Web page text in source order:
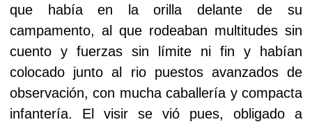
que había en la orilla delante de su
campamento, al que rodeaban multitudes sin
cuento y fuerzas sin límite ni fin y habían
colocado junto al rio puestos avanzados de
observación, con mucha caballería y compacta
infantería. El visir se vió pues, obligado a